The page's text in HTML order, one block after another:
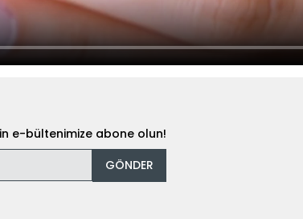
e-bültenimize abone olun!
GÖNDER